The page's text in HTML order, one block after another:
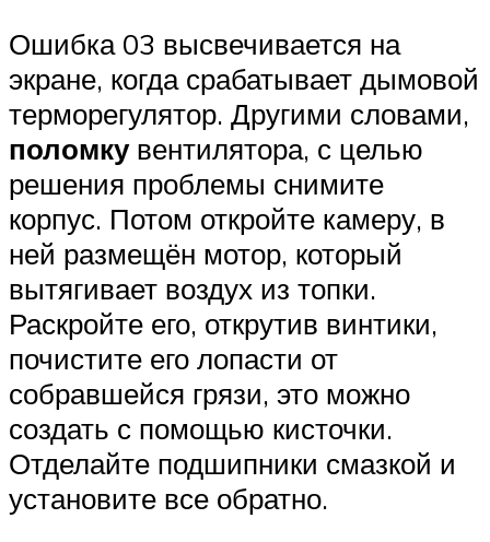
Ошибка 03 высвечивается на
экране, когда срабатывает дымовой
терморегулятор. Другими словами,
поломкувентилятора, с целью
решения проблемы снимите
корпус. Потом откройте камеру, в
ней размещён мотор, который
вытягивает воздух из топки.
Раскройте его, открутив винтики,
почистите его лопасти от
собравшейся грязи, это можно
создать с помощью кисточки.
Отделайте подшипники смазкой и
установите все обратно.